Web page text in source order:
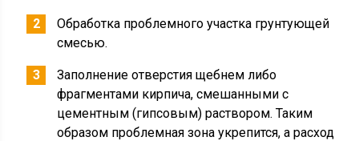
Обработка проблемного участка грунтующей
смесью.
Заполнение отверстия щебнем либо
фрагментами кирпича, смешанными с
цементным (гипсовым) раствором. Таким
образом проблемная зона укрепится, а расход